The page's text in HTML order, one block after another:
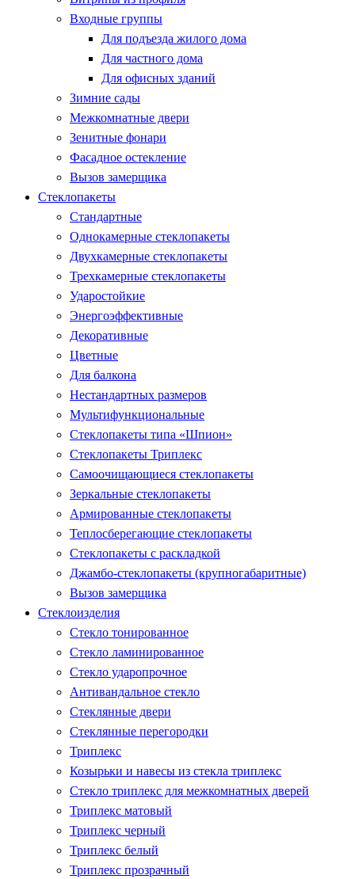
Входные группы
Для подъезда жилого дома
Для частного дома
Для офисных зданий
Зимние сады
Межкомнатные двери
Зенитные фонари
Фасадное остекление
Вызов замерщика
Стеклопакеты
Стандартные
Однокамерные стеклопакеты
Двухкамерные стеклопакеты
Трехкамерные стеклопакеты
Ударостойкие
Энергоэффективные
Декоративные
Цветные
Для балкона
Нестандартных размеров
Мультифункциональные
Стеклопакеты типа «Шпион»
Стеклопакеты Триплекс
Самоочищающиеся стеклопакеты
Зеркальные стеклопакеты
Армированные стеклопакеты
Теплосберегающие стеклопакеты
Стеклопакеты с раскладкой
Джамбо-стеклопакеты (крупногабаритные)
Вызов замерщика
Стеклоизделия
Стекло тонированное
Стекло ламинированное
Стекло ударопрочное
Антивандальное стекло
Стеклянные двери
Стеклянные перегородки
Триплекс
Козырьки и навесы из стекла триплекс
Стекло триплекс для межкомнатных дверей
Триплекс матовый
Триплекс черный
Триплекс белый
Триплекс прозрачный